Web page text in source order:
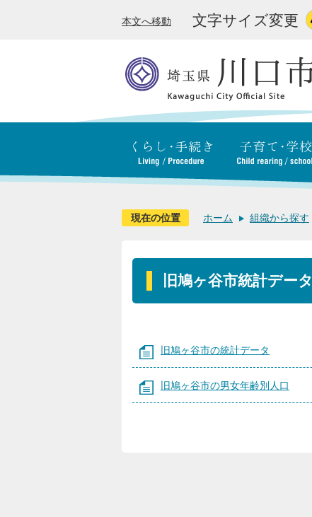
本文へ移動 文字サイズ変更
現在の位置 ホーム 組織から探す
旧鳩ヶ谷市統計データ
旧鳩ヶ谷市の統計データ
旧鳩ヶ谷市の男女年齢別人口